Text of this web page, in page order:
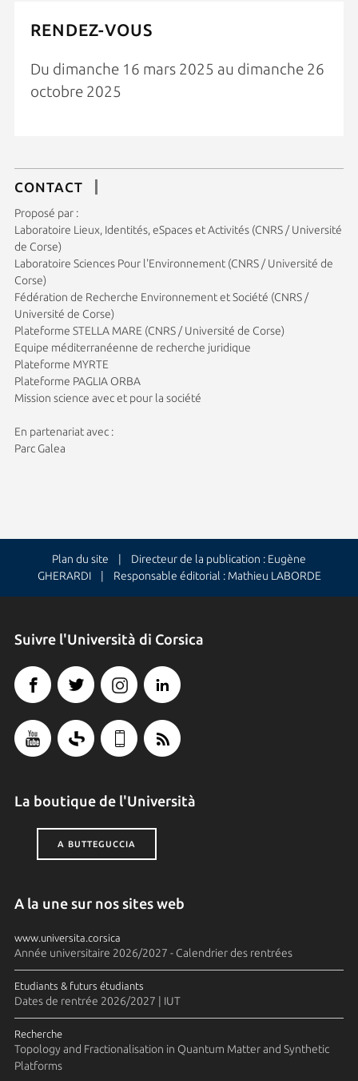
RENDEZ-VOUS
Du dimanche 16 mars 2025 au dimanche 26
octobre 2025
CONTACT
Proposé par :
Laboratoire Lieux, Identités, eSpaces et Activités (CNRS / Université
de Corse)
Laboratoire Sciences Pour l'Environnement (CNRS / Université de
Corse)
Fédération de Recherche Environnement et Société (CNRS /
Université de Corse)
Plateforme STELLA MARE (CNRS / Université de Corse)
Equipe méditerranéenne de recherche juridique
Plateforme MYRTE
Plateforme PAGLIA ORBA
Mission science avec et pour la société
En partenariat avec :
Parc Galea
Plan du site | Directeur de la publication : Eugène
GHERARDI | Responsable éditorial : Mathieu LABORDE
Suivre l'Università di Corsica
La boutique de l'Università
A BUTTEGUCCIA
A la une sur nos sites web
www.universita.corsica
Année universitaire 2026/2027 - Calendrier des rentrées
Etudiants & futurs étudiants
Dates de rentrée 2026/2027 | IUT
Recherche
Topology and Fractionalisation in Quantum Matter and Synthetic
Platforms